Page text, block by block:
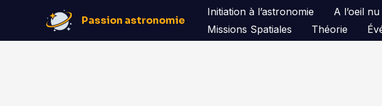
contenu
Passion astronomie
Initiation à l’astronomie A l’oeil nu
Missions Spatiales
Théorie